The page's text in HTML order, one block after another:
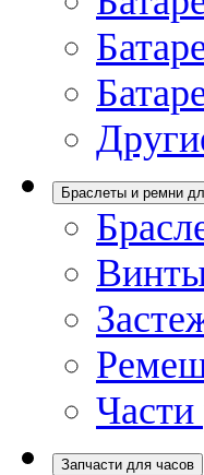
Браслеты и ремни
Запчасти для часов